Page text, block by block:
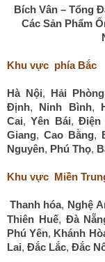
Bích Vân – Tổng
Các Sản Phẩm
Khu vực phía Bắc
Hà Nội, Hải Phòng
Định, Ninh Bình,
Cai,Yên Bái,Điện
Giang, Cao Bằng,
Nguyên, Phú Thọ,
Khu vực Miền
Thanh hóa, Nghệ
Thiên Huế, Đà
Phú Yên, Khánh
Lai, Đắc Lắc, Đắc